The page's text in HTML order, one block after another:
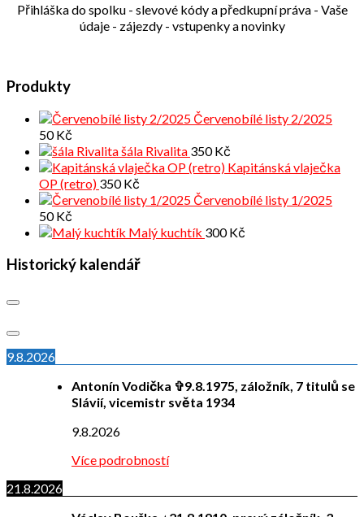
Přihláška do spolku - slevové kódy a předkupní práva - Vaše
údaje - zájezdy - vstupenky a novinky
Produkty
Červenobílé listy 2/2025
50Kč
šála Rivalita 350Kč
Kapitánská vlaječka
OP (retro) 350Kč
Červenobílé listy 1/2025
50Kč
Malý kuchtík 300Kč
Historický kalendář
9.8.2026
Antonín Vodička ✞9.8.1975, záložník, 7 titulů se
Slávií, vicemistr světa 1934
9.8.2026
Více podrobností
21.8.2026